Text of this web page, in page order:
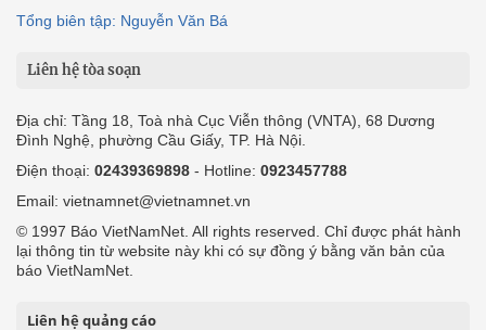
Tổng biên tập: Nguyễn Văn Bá
Liên hệ tòa soạn
Địa chỉ: Tầng 18, Toà nhà Cục Viễn thông (VNTA), 68 Dương
Đình Nghệ, phường Cầu Giấy, TP. Hà Nội.
Điện thoại: 02439369898 - Hotline: 0923457788
Email: vietnamnet@vietnamnet.vn
© 1997 Báo VietNamNet. All rights reserved. Chỉ được phát hành
lại thông tin từ website này khi có sự đồng ý bằng văn bản của
báo VietNamNet.
Liên hệ quảng cáo